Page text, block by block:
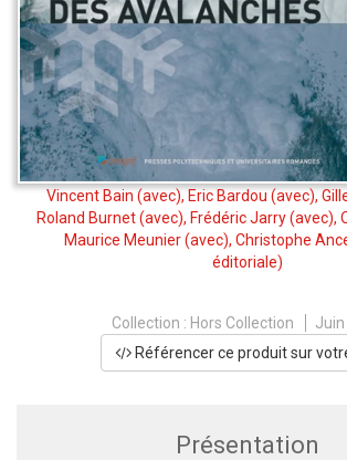
Vincent Bain (avec), Eric Bardou (avec),
Roland Burnet(avec), Frédéric Jarry(avec),
Maurice Meunier(avec), Christophe
éditoriale)
Collection : Hors Collection
Référencer ce produit sur
Présentation